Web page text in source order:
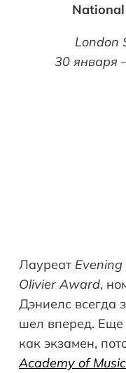
London
30 января
Лауреат
Olivier Award,
Дэниелс всегда
шел вперед.
как экзамен,
Academy of